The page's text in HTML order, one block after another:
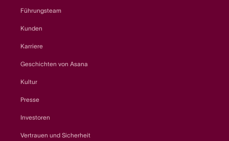
Führungsteam
Kunden
Karriere
Geschichten von Asana
Kultur
Presse
Investoren
Vertrauen und Sicherheit